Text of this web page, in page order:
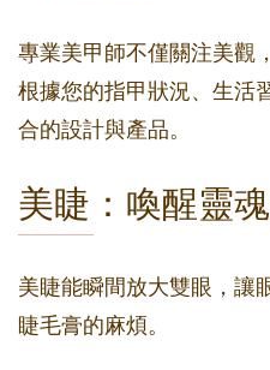
專業美甲師不僅關注美觀
根據您的指甲狀況、生活
合的設計與產品。
美睫：喚醒靈
美睫能瞬間放大雙眼，讓
睫毛膏的麻煩。